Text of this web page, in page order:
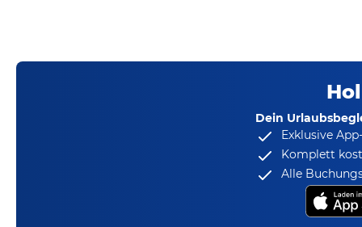
Dein
Exklusive
Komplett
Alle